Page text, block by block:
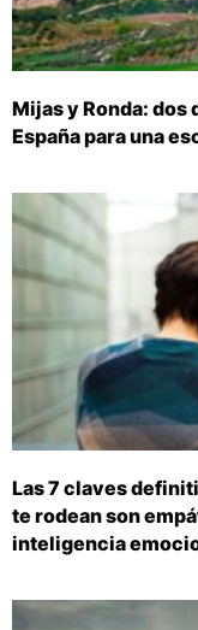
Mijas y Ronda: dos
España para una
Las 7 claves
te rodean son
inteligencia